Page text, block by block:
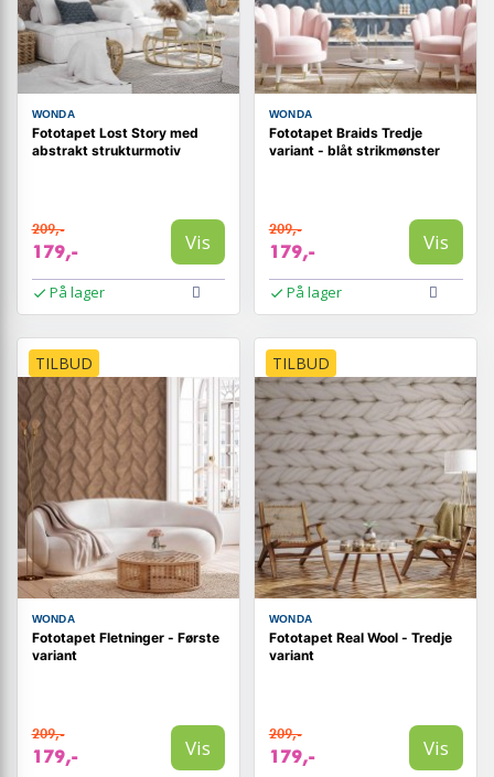
WONDA
Fototapet Lost Story med
abstrakt strukturmotiv
209,-
179,- Vis
På lager
WONDA
Fototapet Braids Tredje
variant - blåt strikmønster
209,-
179,- Vis
På lager
TILBUD
WONDA
Fototapet Fletninger - Første
variant
209,-
179,- Vis
TILBUD
WONDA
Fototapet Real Wool - Tredje
variant
209,-
179,- Vis